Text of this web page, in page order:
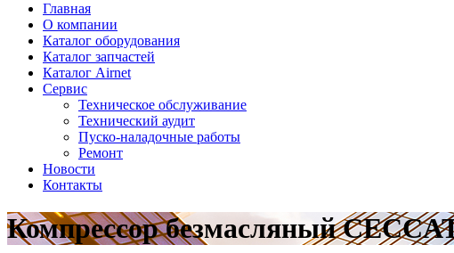
Главная
О компании
Каталог оборудования
Каталог запчастей
Каталог Airnet
Сервис
Техническое обслуживание
Технический аудит
Пуско-наладочные работы
Ремонт
Новости
Контакты
Компрессор безмасляный